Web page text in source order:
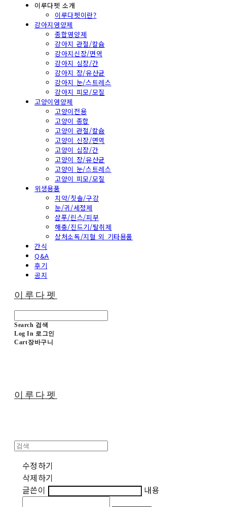
이루다펫 소개
이루다펫이란?
강아지영양제
종합영양제
강아지 관절/칼슘
강아지신장/면역
강아지 심장/간
강아지 장/유산균
강아지 눈/스트레스
강아지 피모/모질
고양이영양제
고양이전용
고양이 종합
고양이 관절/칼슘
고양이 신장/면역
고양이 심장/간
고양이 장/유산균
고양이 눈/스트레스
고양이 피모/모질
위생용품
치약/칫솔/구강
눈/귀/세정제
샴푸/린스/피부
해충/진드기/탈취제
상처소독/지혈 외 기타용품
간식
Q&A
후기
공지
이루다펫
Search 검색
Log In 로그인
Cart장바구니
이루다펫
수정하기
삭제하기
글쓴이
내용